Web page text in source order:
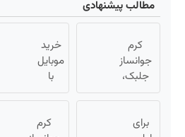
مطالب پیشنهادی
کرم
جوانساز
جلبک،
هدیه
شما(خرید
خرید
موبایل
با
اسنپ
در ۴
برای
کرم